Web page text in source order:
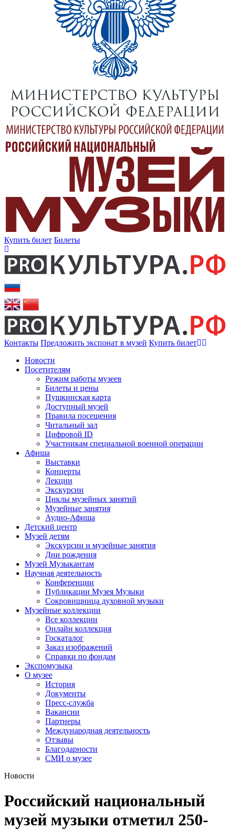
Купить билет Билеты
Контакты Предложить экспонат в музей Купить билет
Новости
Посетителям
Режим работы музеев
Билеты и цены
Пушкинская карта
Доступный музей
Правила посещения
Читальный зал
Цифровой ID
Участникам специальной военной операции
Афиша
Выставки
Концерты
Лекции
Экскурсии
Циклы музейных занятий
Музейные занятия
Аудио-Афиша
Детский центр
Музей детям
Экскурсии и музейные занятия
Дни рождения
Музей Музыкантам
Научная деятельность
Конференции
Публикации Музея Музыки
Сокровищница духовной музыки
Музейные коллекции
Все коллекции
Онлайн коллекция
Госкаталог
Заказ изображений
Справки по фондам
Экспомузыка
О музее
История
Документы
Пресс-служба
Вакансии
Партнеры
Международная деятельность
Отзывы
Благодарности
СМИ о музее
Новости
Российский национальный
музей музыки отметил 250-